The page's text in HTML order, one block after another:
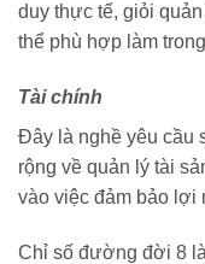
duy thực tế, giỏi
thể phù hợp làm
Tài chính
Đây là nghề yêu cầu
rộng về quản lý tài
vào việc đảm bảo lợi
Chỉ số đường đời 8